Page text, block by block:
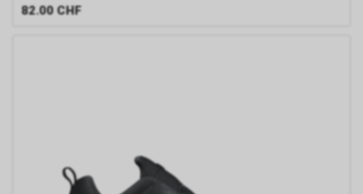
82.00 CHF